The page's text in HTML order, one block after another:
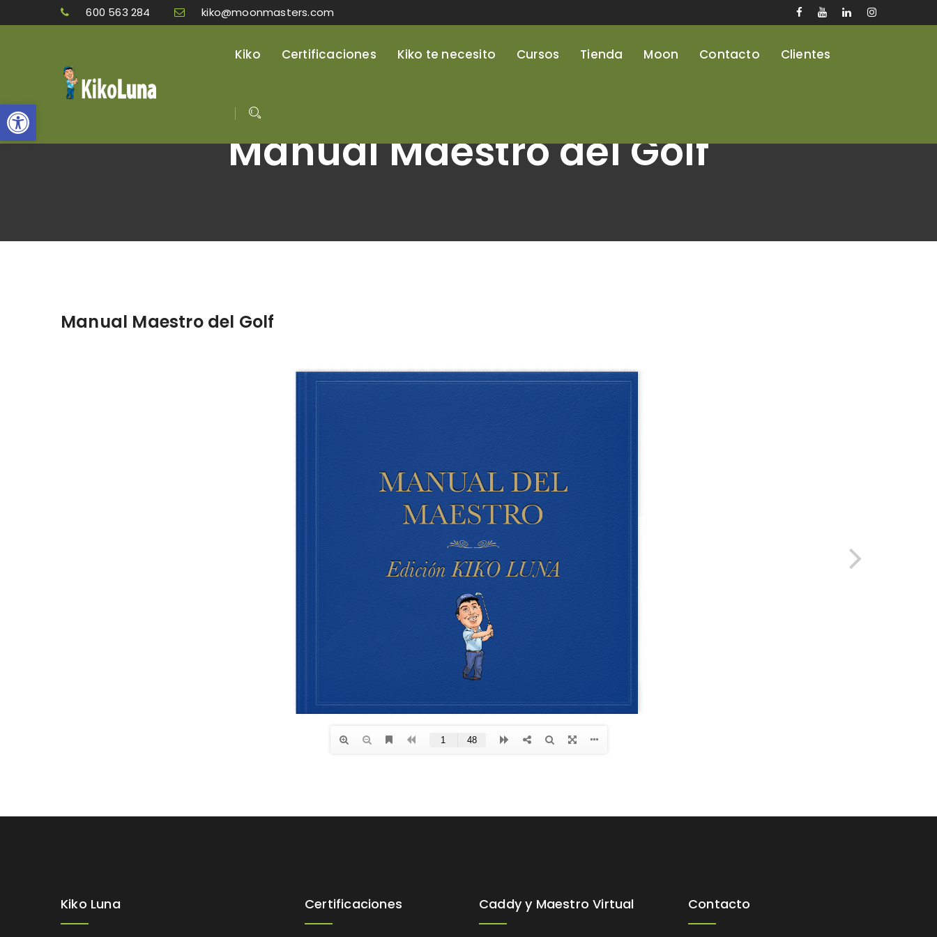
Abrir barra de herramientas
600 563 284 kiko@moonmasters.com
Kiko Certificaciones Kiko te necesito Cursos Tienda Moon Contacto Clientes
Manual Maestro del Golf
Manual Maestro del Golf
Kiko Luna Certificaciones Caddy y Maestro Virtual Contacto